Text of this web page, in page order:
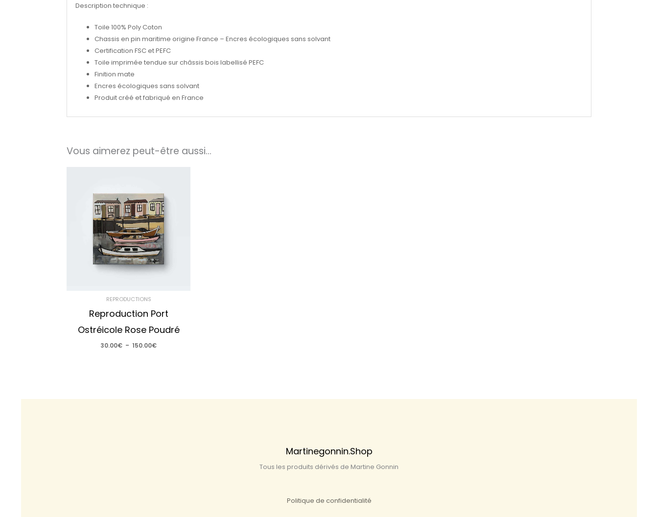
Description technique :
Toile 100% Poly Coton
Chassis en pin maritime origine France – Encres écologiques sans solvant
Certification FSC et PEFC
Toile imprimée tendue sur châssis bois labellisé PEFC
Finition mate
Encres écologiques sans solvant
Produit créé et fabriqué en France
Vous aimerez peut-être aussi…
REPRODUCTIONS
Reproduction Port
Ostréicole Rose Poudré
30.00€ – 150.00€
30.00€
à
150.00€
Martinegonnin.shop
Tous les produits dérivés de Martine Gonnin
Politique de confidentialité